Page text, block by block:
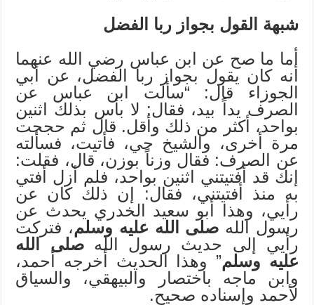
شبهة القول بجواز ربا الفضل
أما ما صح عن ابن عباس رضي الله عنهما
أنه كان يقول بجواز ربا الفضل، عن أبي
الجوزاء قال: “سألت ابن عباس عن
الصرف يداً بيد، فقال: لا بأس بذلك اثنين
بواحد، أكثر من ذلك وأقل. قال ثم حججت
مرة أخرى، والشيخ حي، فأتيت، فسألته
عن الصرف: فقال وزناً بوزن، قال، فقلت:
إنك قد أفتيتني اثنين بواحد، فلم أزل أفتي
به منذ أفتيتني، فقال: إن ذلك كان عن
رأيي، وهذا أبو سعيد الخدري يحدث عن
رسول الله صلى الله عليه وسلم، فتركت
رأيي إلى حديث رسول اللهصلى الله
عليه وسلم” وهذا الحديث أخرجه أحمد،
وابن ماجه باختصار والبيهقي، والسياق
لأحمد وإسناده صحيح.